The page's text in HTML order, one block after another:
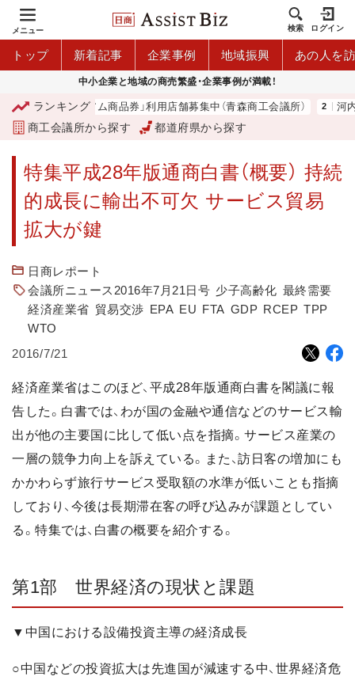
メニュー 検索 ログイン
トップ 新着記事 企業事例 地域振興 あの人を
中小企業と地域の商売繁盛・企業事例が満載！
ランキング
市プレミアム商品券」利用店舗募集中（青森商工会議所） 河内 大和
商工会議所から探す 都道府県から探す
特集平成28年版通商白書（概要） 持続
的成長に輸出不可欠 サービス貿易
拡大が鍵
日商レポート
会議所ニュース2016年7月21日号 少子高齢化 最終需要
経済産業省 貿易交渉 EPA EU FTA GDP RCEP TPP
WTO
2016/7/21
経済産業省はこのほど、平成28年版通商白書を閣議に報
告した。白書では、わが国の金融や通信などのサービス輸
出が他の主要国に比して低い点を指摘。サービス産業の
一層の競争力向上を訴えている。また、訪日客の増加にも
かかわらず旅行サービス受取額の水準が低いことも指摘
しており、今後は長期滞在客の呼び込みが課題としてい
る。特集では、白書の概要を紹介する。
第1部 世界経済の現状と課題
▼中国における設備投資主導の経済成長
○中国などの投資拡大は先進国が減速する中、世界経済危